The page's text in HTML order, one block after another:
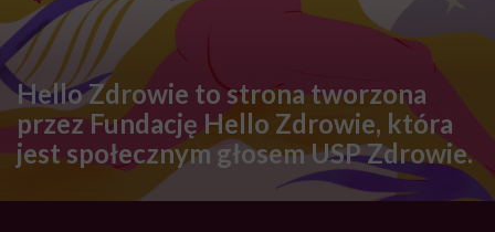
Hello Zdrowie to strona tworzona
przez Fundację Hello Zdrowie, która
jest społecznym głosem USP Zdrowie.